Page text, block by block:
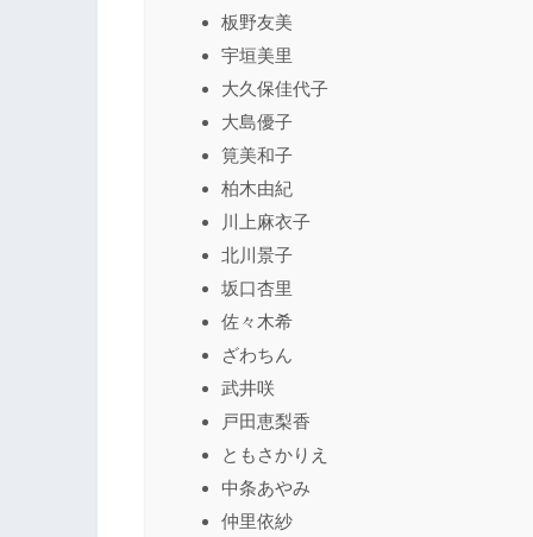
板野友美
宇垣美里
大久保佳代子
大島優子
筧美和子
柏木由紀
川上麻衣子
北川景子
坂口杏里
佐々木希
ざわちん
武井咲
戸田恵梨香
ともさかりえ
中条あやみ
仲里依紗